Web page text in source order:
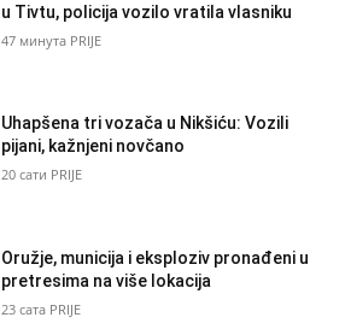
u Tivtu, policija vozilo vratila vlasniku
47 минута PRIJE
Uhapšena tri vozača u Nikšiću: Vozili
pijani, kažnjeni novčano
20 сати PRIJE
Oružje, municija i eksploziv pronađeni u
pretresima na više lokacija
23 сата PRIJE